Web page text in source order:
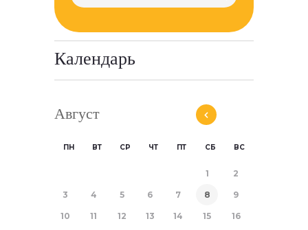
Календарь
Август
ПН ВТ СР ЧТ ПТ СБ ВС
1 2
3 4 5 6 7 8 9
10 11 12 13 14 15 16